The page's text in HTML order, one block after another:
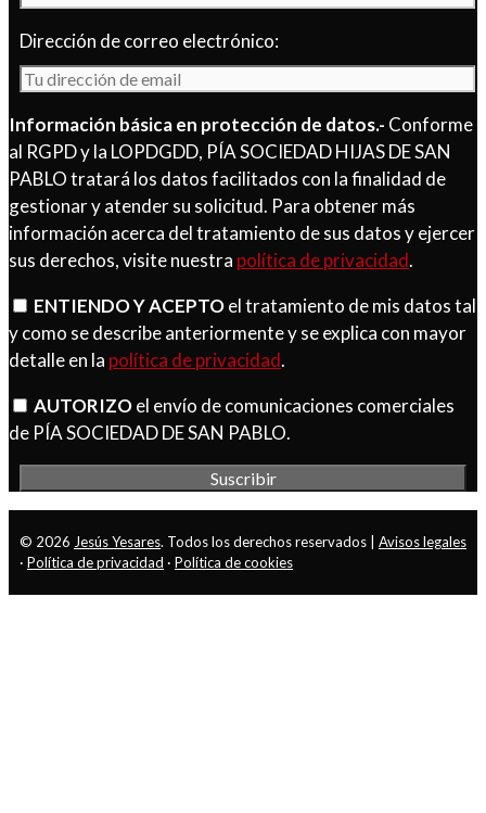
Dirección de correo electrónico:
Información básica en protección de datos.- Conforme
al RGPD y la LOPDGDD, PÍA SOCIEDAD HIJAS DE SAN
PABLO tratará los datos facilitados con la finalidad de
gestionar y atender su solicitud. Para obtener más
información acerca del tratamiento de sus datos y ejercer
sus derechos, visite nuestra política de privacidad.
ENTIENDO Y ACEPTOel tratamiento de mis datos tal
y como se describe anteriormente y se explica con mayor
detalle en la política de privacidad.
AUTORIZOel envío de comunicaciones comerciales
de PÍA SOCIEDAD DE SAN PABLO.
© 2026 Jesús Yesares. Todos los derechos reservados | Avisos legales
· Política de privacidad · Política de cookies